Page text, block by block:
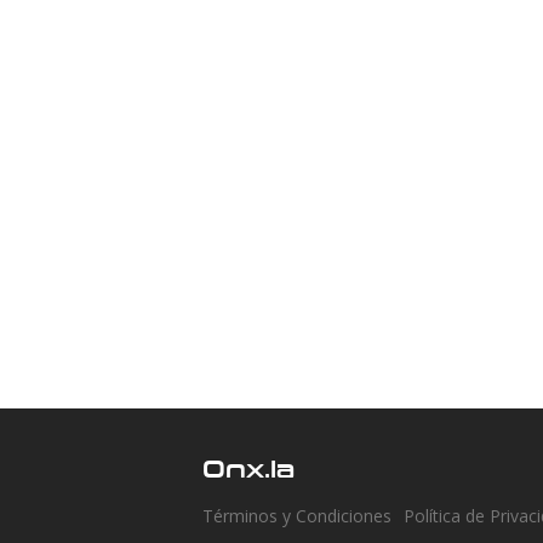
Onx.la
Términos y Condiciones Política de